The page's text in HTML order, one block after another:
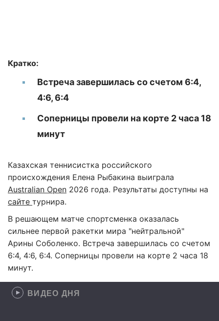
Кратко:
Встреча завершилась со счетом 6:4,
4:6, 6:4
Соперницы провели на корте 2 часа 18
минут
Казахская теннисистка российского
происхождения Елена Рыбакина выиграла
Australian Open 2026 года. Результаты доступны на
сайте турнира.
В решающем матче спортсменка оказалась
сильнее первой ракетки мира "нейтральной"
Арины Соболенко. Встреча завершилась со счетом
6:4, 4:6, 6:4. Соперницы провели на корте 2 часа 18
минут.
ВИДЕО ДНЯ